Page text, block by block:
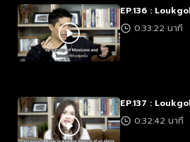
EP.136 :
0:33:22 นาที
EP.137 :
0:32:42 นาที